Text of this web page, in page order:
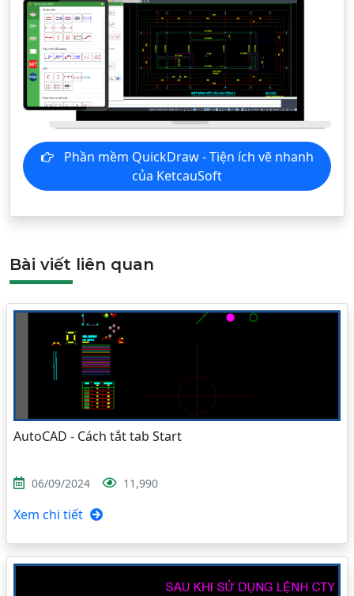
Phần mềm QuickDraw - Tiện ích vẽ nhanh
của KetcauSoft
Bài viết liên quan
AutoCAD - Cách tắt tab Start
06/09/2024 11,990
Xem chi tiết